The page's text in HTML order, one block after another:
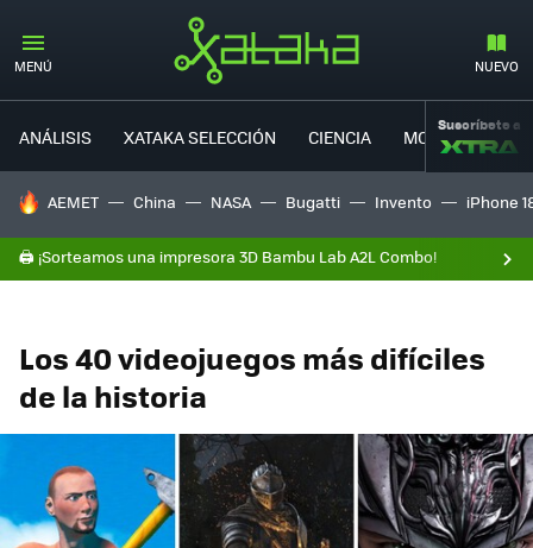
MENÚ NUEVO
ANÁLISIS XATAKA SELECCIÓN CIENCIA MOVILIDAD
Suscríbete a
HOY SE HABLA DE
AEMET China NASA Bugatti Invento iPhone
🖨️ ¡Sorteamos una impresora 3D Bambu Lab A2L Combo!
Los 40 videojuegos más difíciles
de la historia